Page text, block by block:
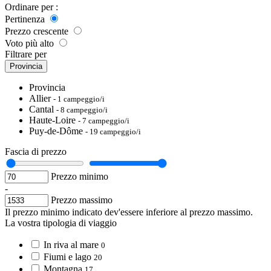
Ordinare per :
Pertinenza
Prezzo crescente
Voto più alto
Filtrare per
Provincia
Provincia
Allier - 1 campeggio/i
Cantal - 8 campeggio/i
Haute-Loire - 7 campeggio/i
Puy-de-Dôme - 19 campeggio/i
Fascia di prezzo
Prezzo minimo
-
Prezzo massimo
Il prezzo minimo indicato dev'essere inferiore al prezzo massimo.
La vostra tipologia di viaggio
In riva al mare 0
Fiumi e lago 20